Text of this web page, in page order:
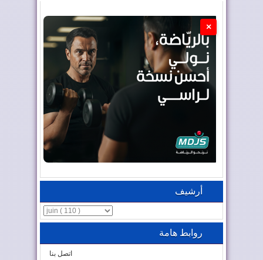
×
أرشيف
روابط هامة
اتصل بنا